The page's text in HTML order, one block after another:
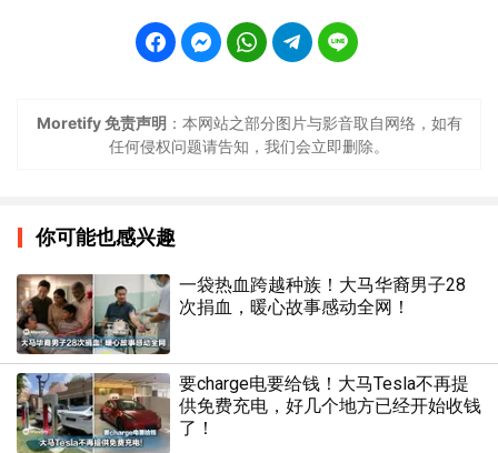
Moretify 免责声明 ：本网站之部分图片与影音取自网络，如有
任何侵权问题请告知，我们会立即删除。
你可能也感兴趣
一袋热血跨越种族！大马华裔男子28
次捐血，暖心故事感动全网！
要charge电要给钱！大马Tesla不再提
供免费充电，好几个地方已经开始收钱
了！